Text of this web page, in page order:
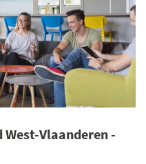
West-Vlaanderen -